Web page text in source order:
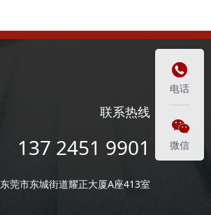
联系热线
137 2451 9901
东莞市东城街道耀正大厦A座413室

电话

微信